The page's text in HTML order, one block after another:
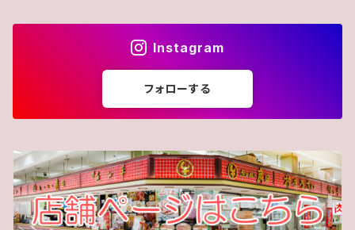
Instagram
フォローする